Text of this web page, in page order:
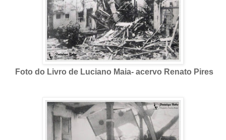
Foto do Livro de Luciano Maia- acervo Renato Pires